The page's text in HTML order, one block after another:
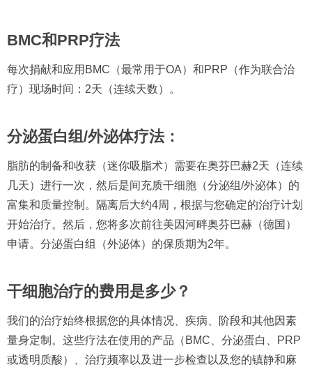
BMC和PRP疗法
每次捐献和应用BMC（最常用于OA）和PRP（作为联合治
疗）现场时间：2天（连续天数）。
分泌蛋白组/外泌体疗法：
脂肪的制备和收获（迷你吸脂术）需要在奥芬巴赫2天（连续
几天）进行一次，然后是间充质干细胞（分泌组/外泌体）的
富集和质量控制。隔离后大约4周，根据与您确定的治疗计划
开始治疗。然后，您将多次前往美因河畔奥芬巴赫（德国）
申请。分泌蛋白组（外泌体）的保质期为2年。
干细胞治疗的费用是多少？
我们的治疗始终根据您的具体情况、疾病、阶段和其他因素
量身定制。这些疗法在使用的产品（BMC、分泌蛋白、PRP
或透明质酸）、治疗频率以及进一步检查以及您的镇静和麻